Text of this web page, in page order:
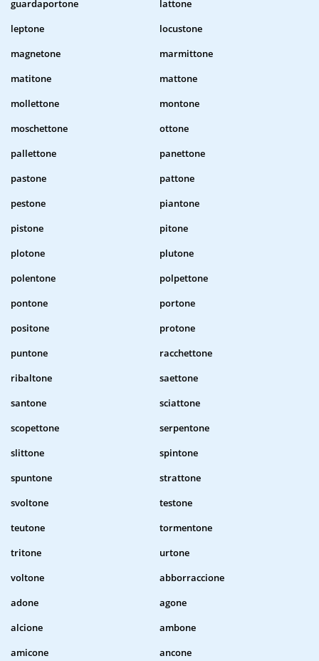
guardaportone
lattone
leptone
locustone
magnetone
marmittone
matitone
mattone
mollettone
montone
moschettone
ottone
pallettone
panettone
pastone
pattone
pestone
piantone
pistone
pitone
plotone
plutone
polentone
polpettone
pontone
portone
positone
protone
puntone
racchettone
ribaltone
saettone
santone
sciattone
scopettone
serpentone
slittone
spintone
spuntone
strattone
svoltone
testone
teutone
tormentone
tritone
urtone
voltone
abborraccione
adone
agone
alcione
ambone
amicone
ancone